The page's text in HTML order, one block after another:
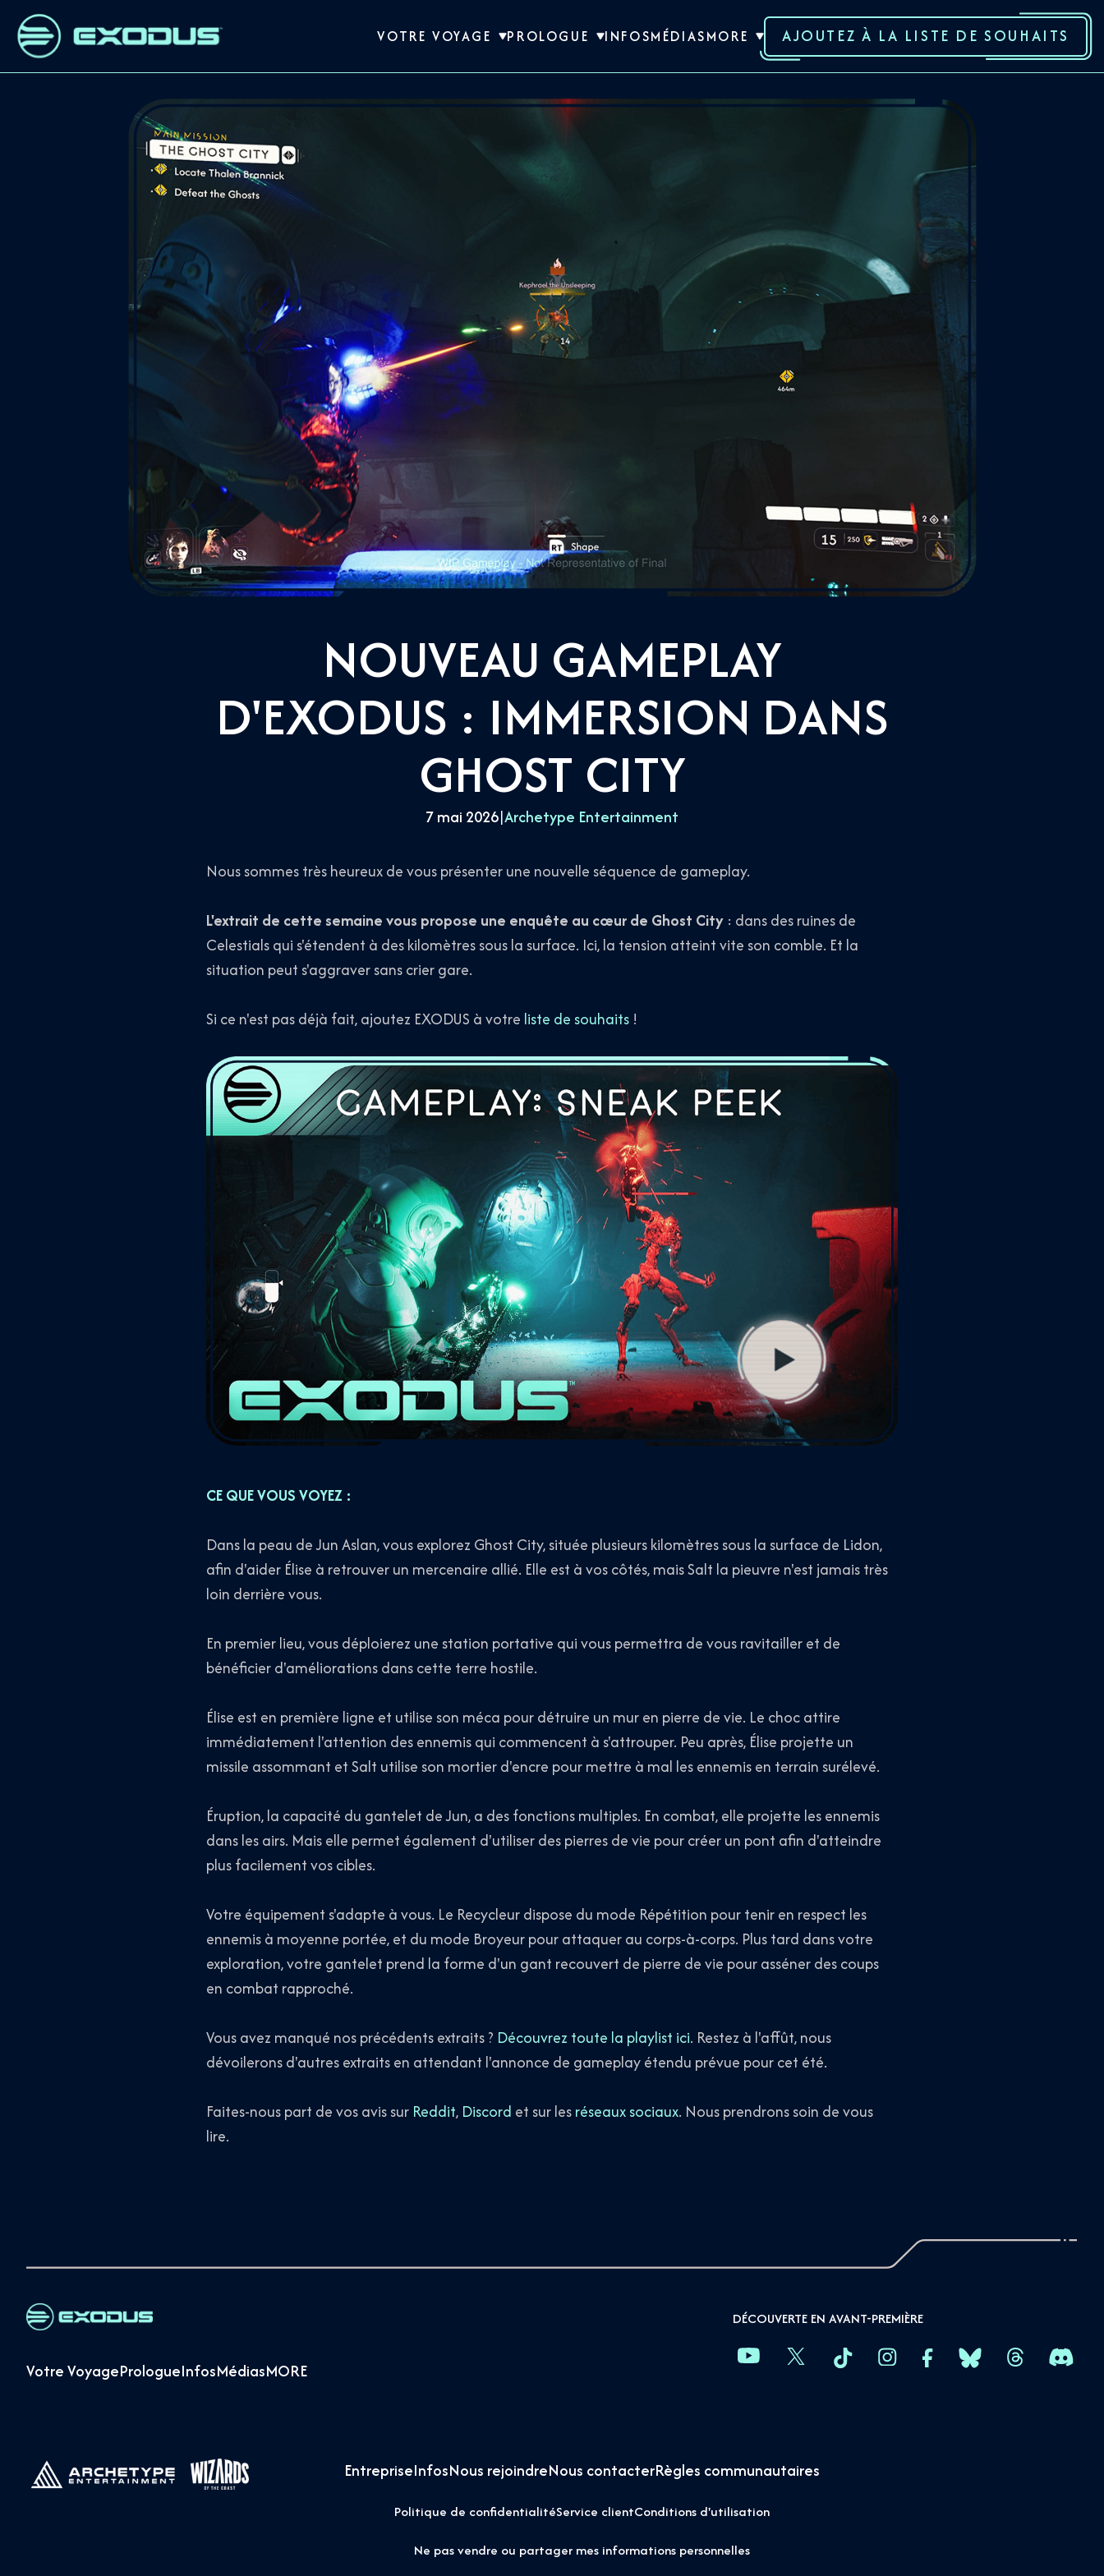
VOTRE VOYAGE PROLOGUE INFOSMÉDIASMORE AJOUTEZ À LA LISTE DE SOUHAITS
NOUVEAU GAMEPLAY
D'EXODUS : IMMERSION DANS
GHOST CITY
7 mai 2026|Archetype Entertainment
Nous sommes très heureux de vous présenter une nouvelle séquence de gameplay.
L'extrait de cette semaine vous propose une enquête au cœur de Ghost City : dans des ruines de
Celestials qui s'étendent à des kilomètres sous la surface. Ici, la tension atteint vite son comble. Et la
situation peut s'aggraver sans crier gare.
Si ce n'est pas déjà fait, ajoutez EXODUS à votre liste de souhaits !
CE QUE VOUS VOYEZ :
Dans la peau de Jun Aslan, vous explorez Ghost City, située plusieurs kilomètres sous la surface de Lidon,
afin d'aider Élise à retrouver un mercenaire allié. Elle est à vos côtés, mais Salt la pieuvre n'est jamais très
loin derrière vous.
En premier lieu, vous déploierez une station portative qui vous permettra de vous ravitailler et de
bénéficier d'améliorations dans cette terre hostile.
Élise est en première ligne et utilise son méca pour détruire un mur en pierre de vie. Le choc attire
immédiatement l'attention des ennemis qui commencent à s'attrouper. Peu après, Élise projette un
missile assommant et Salt utilise son mortier d'encre pour mettre à mal les ennemis en terrain surélevé.
Éruption, la capacité du gantelet de Jun, a des fonctions multiples. En combat, elle projette les ennemis
dans les airs. Mais elle permet également d'utiliser des pierres de vie pour créer un pont afin d'atteindre
plus facilement vos cibles.
Votre équipement s'adapte à vous. Le Recycleur dispose du mode Répétition pour tenir en respect les
ennemis à moyenne portée, et du mode Broyeur pour attaquer au corps-à-corps. Plus tard dans votre
exploration, votre gantelet prend la forme d'un gant recouvert de pierre de vie pour asséner des coups
en combat rapproché.
Vous avez manqué nos précédents extraits ? Découvrez toute la playlist ici. Restez à l'affût, nous
dévoilerons d'autres extraits en attendant l'annonce de gameplay étendu prévue pour cet été.
Faites-nous part de vos avis sur Reddit, Discord et sur lesréseaux sociaux. Nous prendrons soin de vous
lire.
Votre VoyagePrologueInfosMédiasMORE
DÉCOUVERTE EN AVANT-PREMIÈRE
EntrepriseInfosNous rejoindreNous contacterRègles communautaires
Politique de confidentialitéService clientConditions d'utilisation
Ne pas vendre ou partager mes informations personnelles